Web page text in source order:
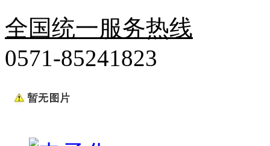
全国统一服务热线
0571-85241823